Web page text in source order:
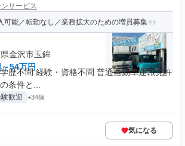
サービス
可能／転勤なし／業務拡大のための増員募集
金沢市玉鉾
54万円
歴不問 経験・資格不問 普通自動車運転免許
条件と...
歓迎 +34個
気になる